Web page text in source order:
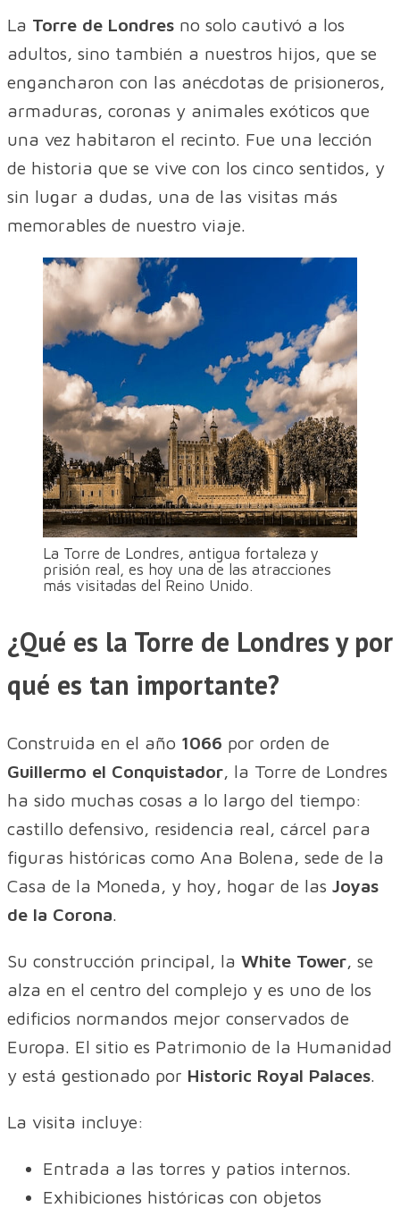
La Torre de Londres no solo cautivó a los
adultos, sino también a nuestros hijos, que se
engancharon con las anécdotas de prisioneros,
armaduras, coronas y animales exóticos que
una vez habitaron el recinto. Fue una lección
de historia que se vive con los cinco sentidos, y
sin lugar a dudas, una de las visitas más
memorables de nuestro viaje.
La Torre de Londres, antigua fortaleza y
prisión real, es hoy una de las atracciones
más visitadas del Reino Unido.
¿Qué es la Torre de Londres y por
qué es tan importante?
Construida en el año 1066 por orden de
Guillermo el Conquistador, la Torre de Londres
ha sido muchas cosas a lo largo del tiempo:
castillo defensivo, residencia real, cárcel para
figuras históricas como Ana Bolena, sede de la
Casa de la Moneda, y hoy, hogar de las Joyas
de la Corona.
Su construcción principal, la White Tower, se
alza en el centro del complejo y es uno de los
edificios normandos mejor conservados de
Europa. El sitio es Patrimonio de la Humanidad
y está gestionado por Historic Royal Palaces.
La visita incluye:
Entrada a las torres y patios internos.
Exhibiciones históricas con objetos